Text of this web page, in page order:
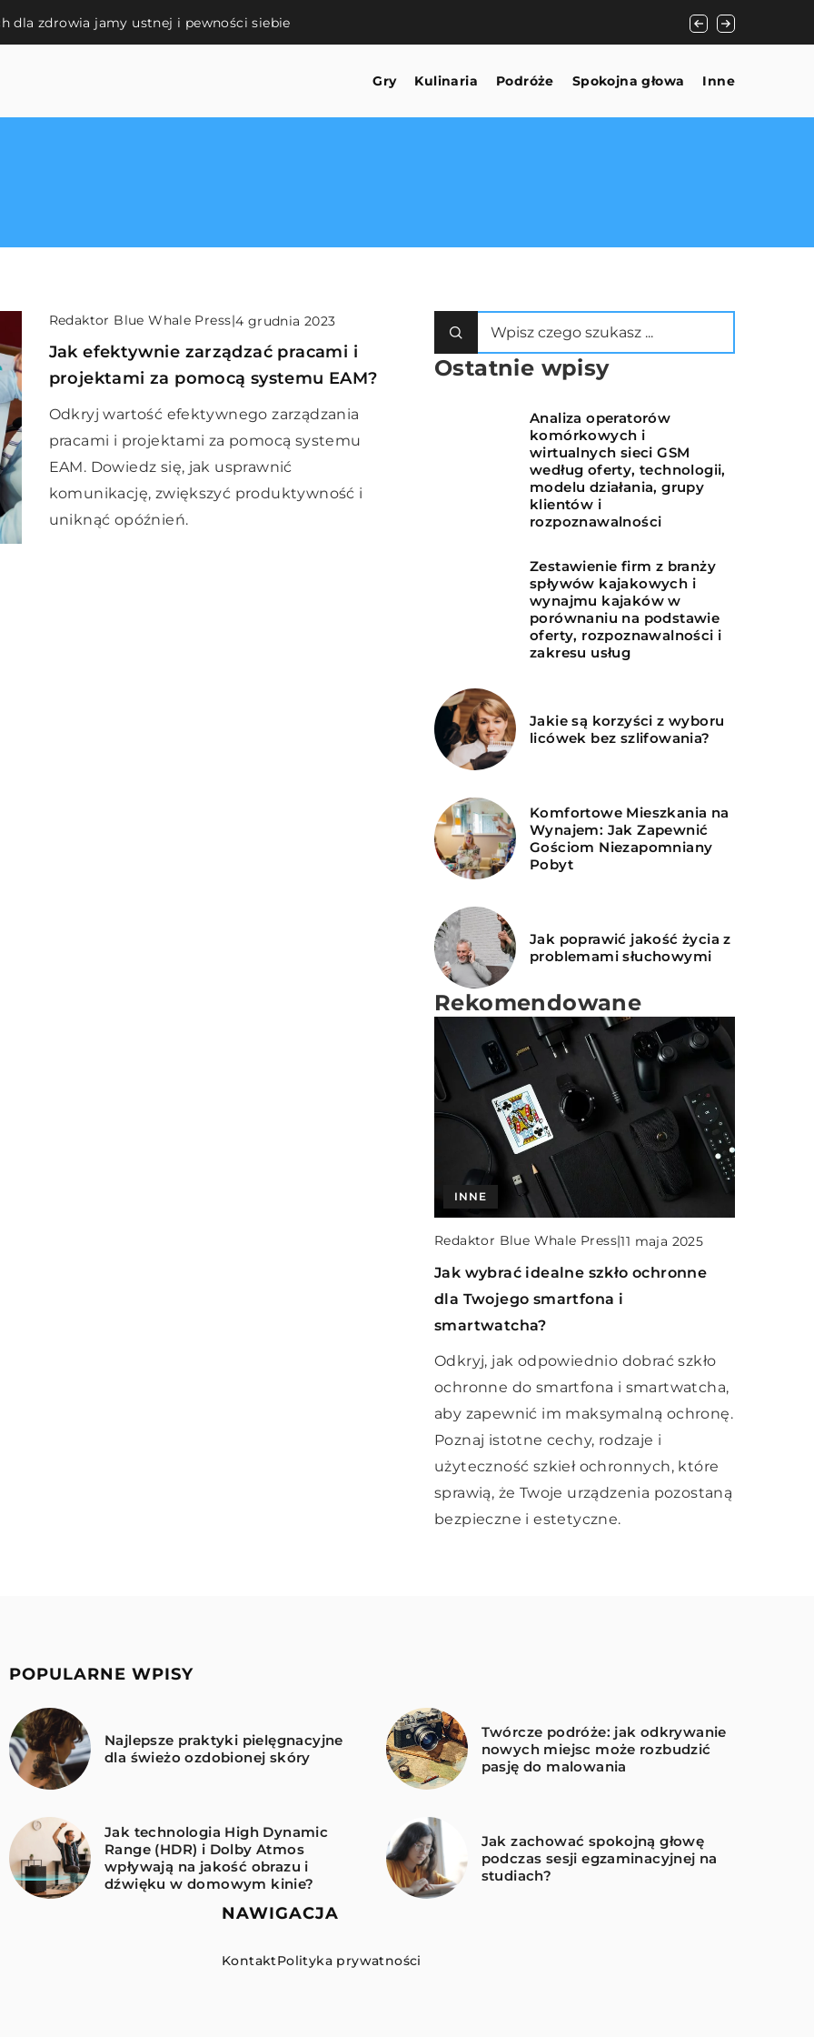
dla zdrowia jamy ustnej i pewności siebie Jak wybrać
Gry Kulinaria Podróże Spokojna głowa Inne
Redaktor Blue Whale Press|4 grudnia 2023
Jak efektywnie zarządzać pracami i
projektami za pomocą systemu EAM?
Odkryj wartość efektywnego zarządzania
pracami i projektami za pomocą systemu
EAM. Dowiedz się, jak usprawnić
komunikację, zwiększyć produktywność i
uniknąć opóźnień.
Ostatnie wpisy
Analiza operatorów
komórkowych i
wirtualnych sieci GSM
według oferty, technologii,
modelu działania, grupy
klientów i
rozpoznawalności
Zestawienie firm z branży
spływów kajakowych i
wynajmu kajaków w
porównaniu na podstawie
oferty, rozpoznawalności i
zakresu usług
Jakie są korzyści z wyboru
licówek bez szlifowania?
Komfortowe Mieszkania na
Wynajem: Jak Zapewnić
Gościom Niezapomniany
Pobyt
Jak poprawić jakość życia z
problemami słuchowymi
Rekomendowane
SPOKOJNA GŁOWA
Redaktor Blue Whale Press|
Jak skutecznie zabezpieczyć swoją
nieruchomość przed włamaniami?
skutecznie chronić swój dom przed
praktyki zabezpieczania nieruchomości
i zminimalizuj ryzyko kradzieży.
INNE
Redaktor Blue Whale Press|11 maja 2025
Jak wybrać idealne szkło ochronne
dla Twojego smartfona i
smartwatcha?
Odkryj, jak odpowiednio dobrać szkło
ochronne do smartfona i smartwatcha,
aby zapewnić im maksymalną ochronę.
Poznaj istotne cechy, rodzaje i
użyteczność szkieł ochronnych, które
sprawią, że Twoje urządzenia pozostaną
bezpieczne i estetyczne.
INNE
Redaktor Blue Whale Press|20 lipca 2026
Komfortowe Mieszkania na Wynajem:
Jak Zapewnić Gościom
Niezapomniany Pobyt
Dowiedz się, jak przygotować
apartamenty pod wynajem, aby
przyciągnąć i zadowolić gości,
zapewniając im wyjątkowy komfort i
niezapomniane wrażenia. Poznaj
sprawdzone strategie aranżacji wnętrz i
obsługi klienta.
POPULARNE WPISY
Najlepsze praktyki pielęgnacyjne
dla świeżo ozdobionej skóry
Twórcze podróże: jak odkrywanie
nowych miejsc może rozbudzić
pasję do malowania
Jak technologia High Dynamic
Range (HDR) i Dolby Atmos
wpływają na jakość obrazu i
dźwięku w domowym kinie?
Jak zachować spokojną głowę
podczas sesji egzaminacyjnej na
studiach?
NAWIGACJA
KontaktPolityka prywatności